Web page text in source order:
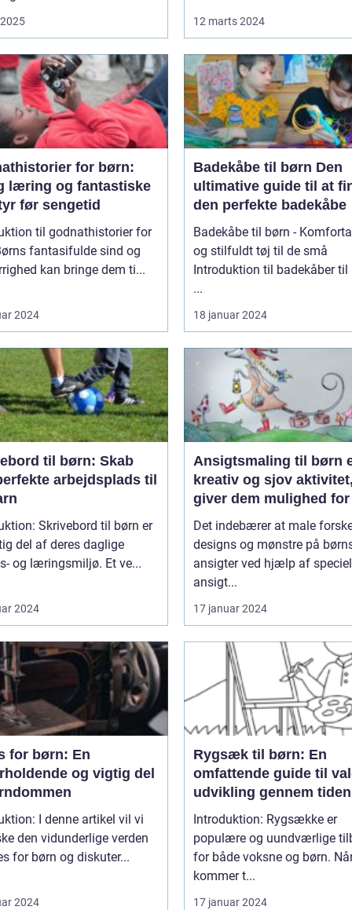
12 marts 2024
for børn:
læring og fantastiske
før sengetid
til godnathistorier for
kan bringe dem ti...
2024
Badekåbe til børn Den
ultimative guide til at
den perfekte badekåbe
Badekåbe til børn -
og stilfuldt tøj til de små
Introduktion til badekåber til
...
18 januar 2024
til børn: Skab
arbejdsplads til
til børn er
del af deres daglige
og læringsmiljø. Et ve...
2024
Ansigtsmaling til børn
kreativ og sjov
giver dem mulighed for
udtrykke deres fantasi
personlighed
Det indebærer at male
designs og mønstre på
ansigter ved hjælp af
ansigt...
17 januar 2024
for børn: En
og vigtig del
artikel vil vi
den vidunderlige verden
for børn og diskuter...
2024
Rygsæk til børn: En
omfattende guide til
udvikling gennem tiden
Introduktion: Rygsække er
populære og uundværlige
for både voksne og børn.
kommer t...
17 januar 2024